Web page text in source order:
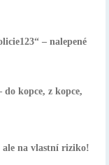
– nalepené
kopce, z kopce,
ale na vlastní riziko!